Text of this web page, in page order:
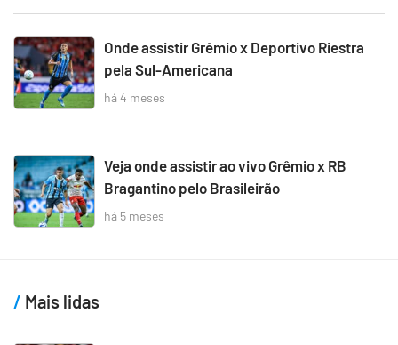
Onde assistir Grêmio x Deportivo Riestra
pela Sul-Americana
há 4 meses
Veja onde assistir ao vivo Grêmio x RB
Bragantino pelo Brasileirão
há 5 meses
Mais lidas